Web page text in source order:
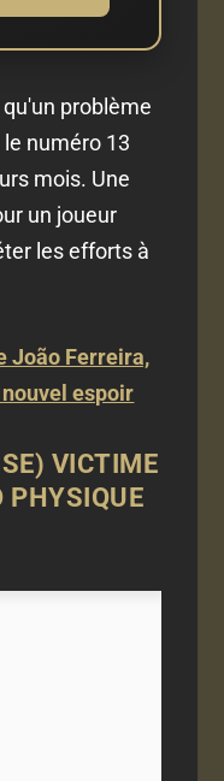
problème
numéro 13
mois. Une
un joueur
les efforts à
João Ferreira,
espoir
VICTIME
PHYSIQUE